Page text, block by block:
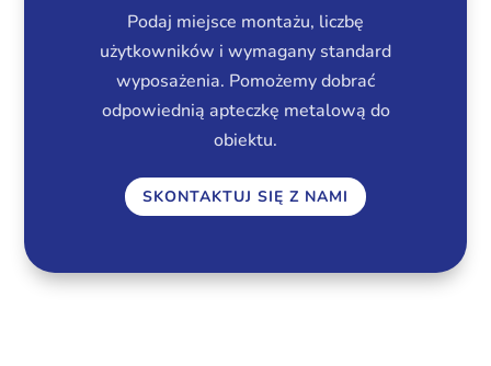
Podaj miejsce montażu, liczbę
użytkowników i wymagany standard
wyposażenia. Pomożemy dobrać
odpowiednią apteczkę metalową do
obiektu.
SKONTAKTUJ SIĘ Z NAMI